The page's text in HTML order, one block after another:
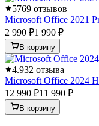
5769 отзывов
Microsoft Office 2021
2 990 ₽1 990 ₽
В корзину
4.932 отзыва
Microsoft Office 2024
12 990 ₽11 990 ₽
В корзину